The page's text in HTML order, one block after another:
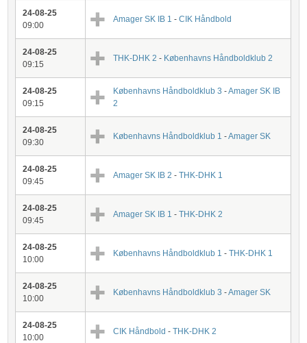
24-08-25
09:00
Amager SK IB 1 -CIK Håndbold
24-08-25
09:15
THK-DHK 2 - Københavns Håndboldklub 2
24-08-25
09:15
Københavns Håndboldklub 3 -Amager SK IB
2
24-08-25
09:30
Københavns Håndboldklub 1 -Amager SK
24-08-25
09:45
Amager SK IB 2 -THK-DHK 1
24-08-25
09:45
Amager SK IB 1 -THK-DHK 2
24-08-25
10:00
Københavns Håndboldklub 1 -THK-DHK 1
24-08-25
10:00
Københavns Håndboldklub 3 -Amager SK
24-08-25
10:00
CIK Håndbold -THK-DHK 2